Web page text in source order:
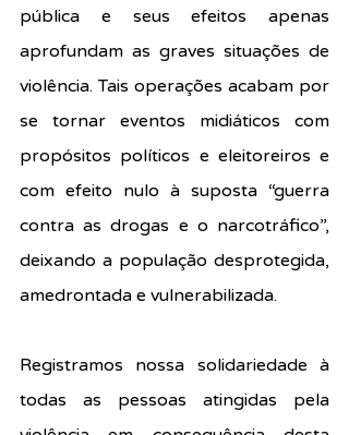
pública e seus efeitos apenas
aprofundam as graves situações de
violência. Tais operações acabam por
se tornar eventos midiáticos com
propósitos políticos e eleitoreiros e
com efeito nulo à suposta “guerra
contra as drogas e o narcotráfico”,
deixando a população desprotegida,
amedrontada e vulnerabilizada.
Registramos nossa solidariedade à
todas as pessoas atingidas pela